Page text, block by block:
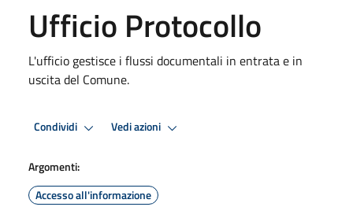
Ufficio Protocollo
L'ufficio gestisce i flussi documentali in entrata e in
uscita del Comune.
Condividi Vedi azioni
Argomenti:
Accesso all'informazione